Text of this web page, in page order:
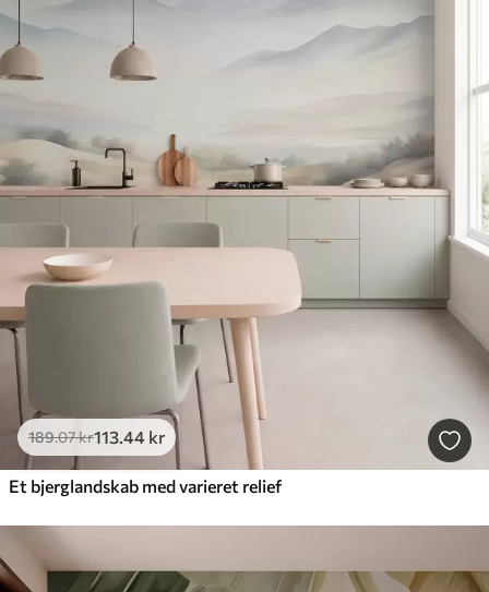
189.07kr113.44 kr
Et bjerglandskab med varieret relief